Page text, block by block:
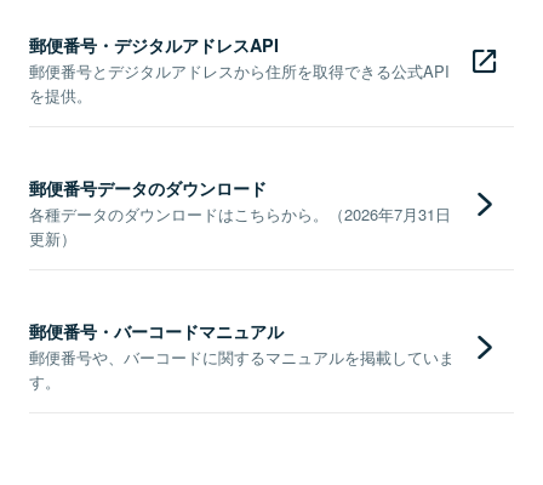
郵便番号・デジタルアドレスAPI
郵便番号とデジタルアドレスから住所を取得できる公式API
を提供。
郵便番号データのダウンロード
各種データのダウンロードはこちらから。（2026年7月31日
更新）
郵便番号・バーコードマニュアル
郵便番号や、バーコードに関するマニュアルを掲載していま
す。